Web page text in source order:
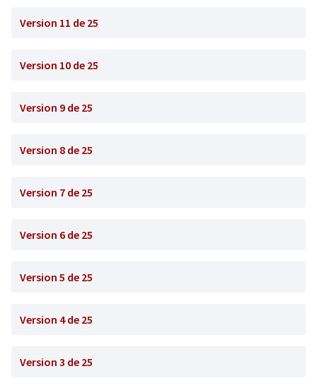
Version 11 de 25
Version 10 de 25
Version 9 de 25
Version 8 de 25
Version 7 de 25
Version 6 de 25
Version 5 de 25
Version 4 de 25
Version 3 de 25